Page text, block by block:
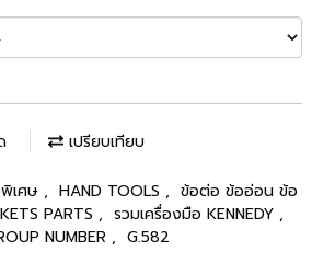
เปรียบเทียบ
เศษ , HAND TOOLS , ข้อต่อ ข้ออ่อน ข้อ
PARTS , รวมเครื่องมือ KENNEDY ,
NUMBER , G.582